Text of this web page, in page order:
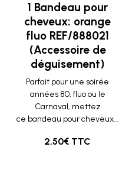
1 Bandeau pour
cheveux: orange
fluo REF/888021
(Accessoire de
déguisement)
Parfait pour une soirée
années 80, fluo ou le
Carnaval, mettez
ce bandeau pour cheveux...
2.50€ TTC